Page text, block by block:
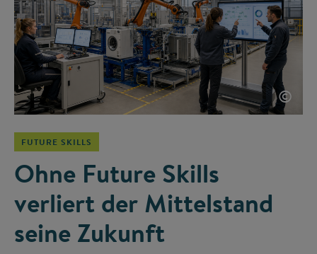
©
FUTURE SKILLS
Ohne Future Skills
verliert der Mittelstand
seine Zukunft